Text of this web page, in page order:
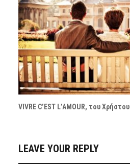
VIVRE C’EST L’AMOUR, του
LEAVE YOUR REPLY